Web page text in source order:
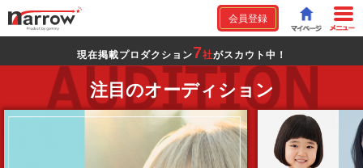
会員登録
現在掲載プロダクション7社がスカウト中！
注目のオーディション